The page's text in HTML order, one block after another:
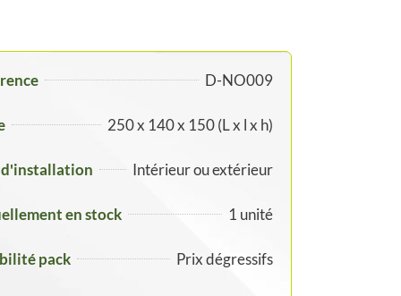
D-NO009
250 x 140 x 150 (L x l x h)
d'installation Intérieur ou extérieur
en stock 1 unité
pack Prix dégressifs